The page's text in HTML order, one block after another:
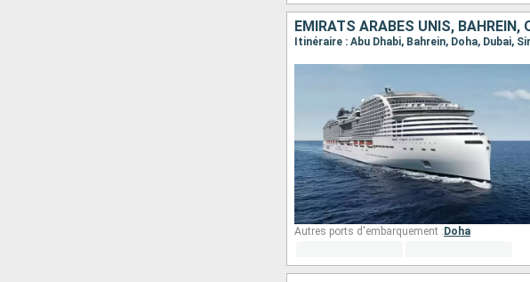
EMIRATS ARABES UNIS, BAHREIN,
Itinéraire : Abu Dhabi, Bahrein, Doha, Dubai,
Autres ports d'embarquement : Doha